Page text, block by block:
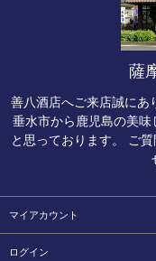
薩
善八酒店へご来店誠にあ
垂水市から鹿児島の美
と思っております。 ご
マイアカウント
ログイン